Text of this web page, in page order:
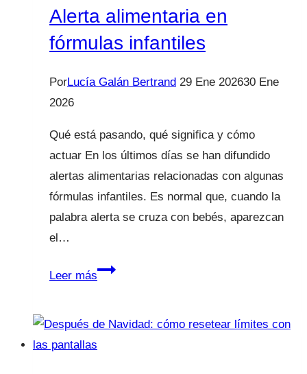
grande
de
ser
o
Alerta alimentaria en
fórmulas infantiles
PorLucía Galán Bertrand 29 Ene 202630 Ene
2026
Qué está pasando, qué significa y cómo
actuar En los últimos días se han difundido
alertas alimentarias relacionadas con algunas
fórmulas infantiles. Es normal que, cuando la
palabra alerta se cruza con bebés, aparezcan
el…
Leer másAlerta
fórmulas
infantiles